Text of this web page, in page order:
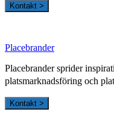
Kontakt >
Placebrander
Placebrander sprider
platsmarknadsföring och
Kontakt >